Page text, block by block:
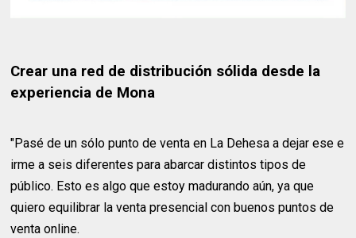
Crear una red de distribución sólida desde la
experiencia de Mona
"Pasé de un sólo punto de venta en La Dehesa a dejar ese e
irme a seis diferentes para abarcar distintos tipos de
público. Esto es algo que estoy madurando aún, ya que
quiero equilibrar la venta presencial con buenos puntos de
venta online.